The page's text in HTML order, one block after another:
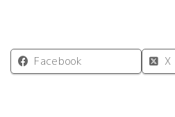
Facebook X